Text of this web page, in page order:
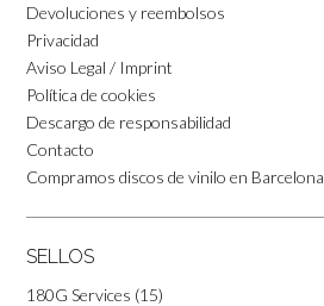
Devoluciones y reembolsos
Privacidad
Aviso Legal / Imprint
Política de cookies
Descargo de responsabilidad
Contacto
Compramos discos de vinilo en Barcelona
SELLOS
180G Services (15)